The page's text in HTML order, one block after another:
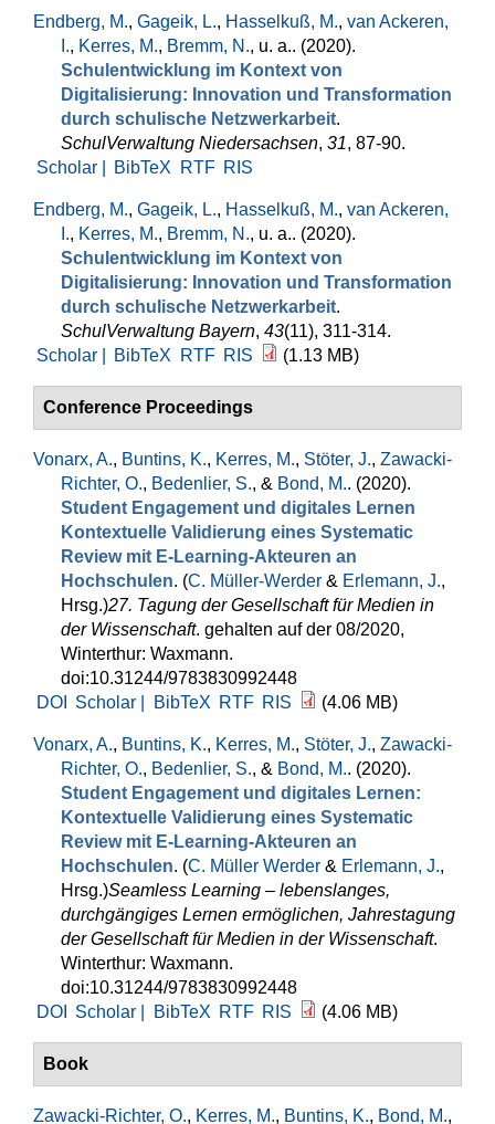
Endberg, M., Gageik, L., Hasselkuß, M., van Ackeren,
I., Kerres, M., Bremm, N., u. a.. (2020).
Schulentwicklung im Kontext von
Digitalisierung: Innovation und Transformation
durch schulische Netzwerkarbeit.
SchulVerwaltung Niedersachsen, 31, 87-90.
Scholar |
BibTeX RTF RIS
Endberg, M., Gageik, L., Hasselkuß, M., van Ackeren,
I., Kerres, M., Bremm, N., u. a.. (2020).
Schulentwicklung im Kontext von
Digitalisierung: Innovation und Transformation
durch schulische Netzwerkarbeit.
SchulVerwaltung Bayern, 43(11), 311-314.
Scholar |
BibTeX RTF RIS (1.13 MB)
Conference Proceedings
Vonarx, A., Buntins, K., Kerres, M., Stöter, J., Zawacki-
Richter, O., Bedenlier, S., & Bond, M.. (2020).
Student Engagement und digitales Lernen
Kontextuelle Validierung eines Systematic
Review mit E-Learning-Akteuren an
Hochschulen. (C. Müller-Werder & Erlemann, J.,
Hrsg.)27. Tagung der Gesellschaft für Medien in
der Wissenschaft. gehalten auf der 08/2020,
Winterthur: Waxmann.
doi:10.31244/9783830992448
DOI
Scholar | BibTeX RTF RIS (4.06 MB)
Vonarx, A., Buntins, K., Kerres, M., Stöter, J., Zawacki-
Richter, O., Bedenlier, S., & Bond, M.. (2020).
Student Engagement und digitales Lernen:
Kontextuelle Validierung eines Systematic
Review mit E-Learning-Akteuren an
Hochschulen. (C. Müller Werder & Erlemann, J.,
Hrsg.)Seamless Learning – lebenslanges,
durchgängiges Lernen ermöglichen, Jahrestagung
der Gesellschaft für Medien in der Wissenschaft.
Winterthur: Waxmann.
doi:10.31244/9783830992448
DOI
Scholar | BibTeX RTF RIS (4.06 MB)
Book
Zawacki-Richter, O., Kerres, M., Buntins, K., Bond, M.,